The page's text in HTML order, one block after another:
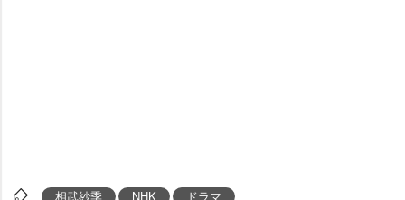
相武紗季 NHK ドラマ